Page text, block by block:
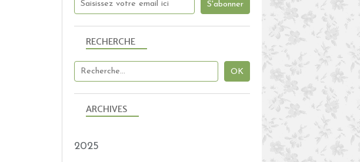
RECHERCHE
ARCHIVES
2025